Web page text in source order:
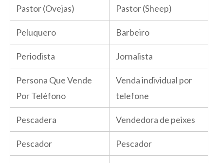
Pastor (Ovejas) Pastor (Sheep)
Peluquero Barbeiro
Periodista Jornalista
Persona Que Vende
Por Teléfono
Venda individual por
telefone
Pescadera Vendedora de peixes
Pescador Pescador